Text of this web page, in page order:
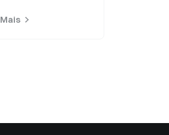
Mais